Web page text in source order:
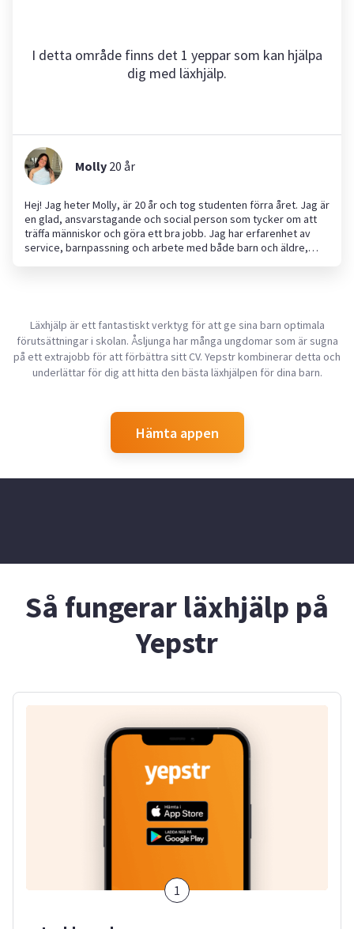
I detta område finns det 1 yeppar som kan hjälpa
dig med läxhjälp.
Molly 20 år
Hej! Jag heter Molly, är 20 år och tog studenten förra året. Jag är
en glad, ansvarstagande och social person som tycker om att
träffa människor och göra ett bra jobb. Jag har erfarenhet av
service, barnpassning och arbete med både barn och äldre,
tid, är noggrann och gör mitt bästa för att du ska känna dig
trygg med att anlita mig. Jag ser fram emot att hjälpa dig!
Läxhjälp är ett fantastiskt verktyg för att ge sina barn optimala
förutsättningar i skolan. Åsljunga har många ungdomar som är sugna
på ett extrajobb för att förbättra sitt CV. Yepstr kombinerar detta och
underlättar för dig att hitta den bästa läxhjälpen för dina barn.
Hämta appen
Så fungerar läxhjälp på
Yepstr
1